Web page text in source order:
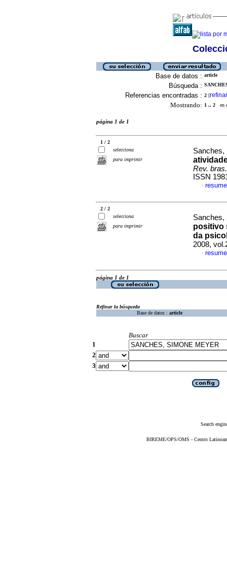
Base de datos : article
Búsqueda :
Referencias encontradas : 2 [refinar
Mostrando: 1 .. 2 en
página 1 de 1
1 / 2
selecciona
para imprimir
Rev.
ISSN
·
2 / 2
selecciona
para imprimir
positivo
da
2008,
·
página 1 de 1
Refinar la búsqueda
Base de datos : article
Buscar
1
2
3
Search
BIREME/OPS/OMS - Centro